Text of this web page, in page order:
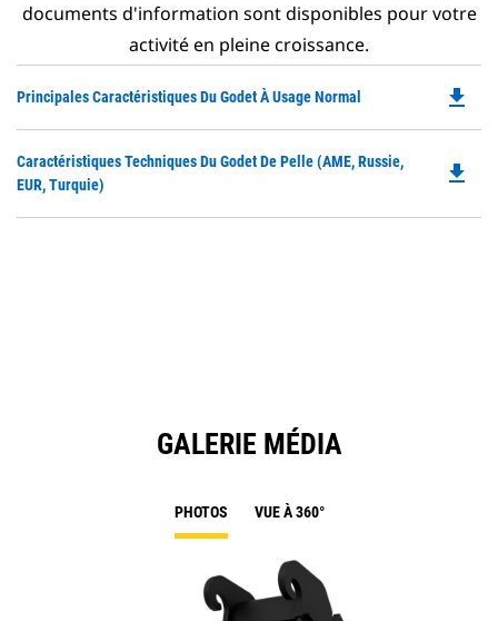
documents d'information sont disponibles pour votre
activité en pleine croissance.
Principales Caractéristiques Du Godet À Usage Normal file_download
Caractéristiques Techniques Du Godet De Pelle (AME, Russie,
EUR, Turquie)
file_download
GALERIE MÉDIA
PHOTOS VUE À 360°